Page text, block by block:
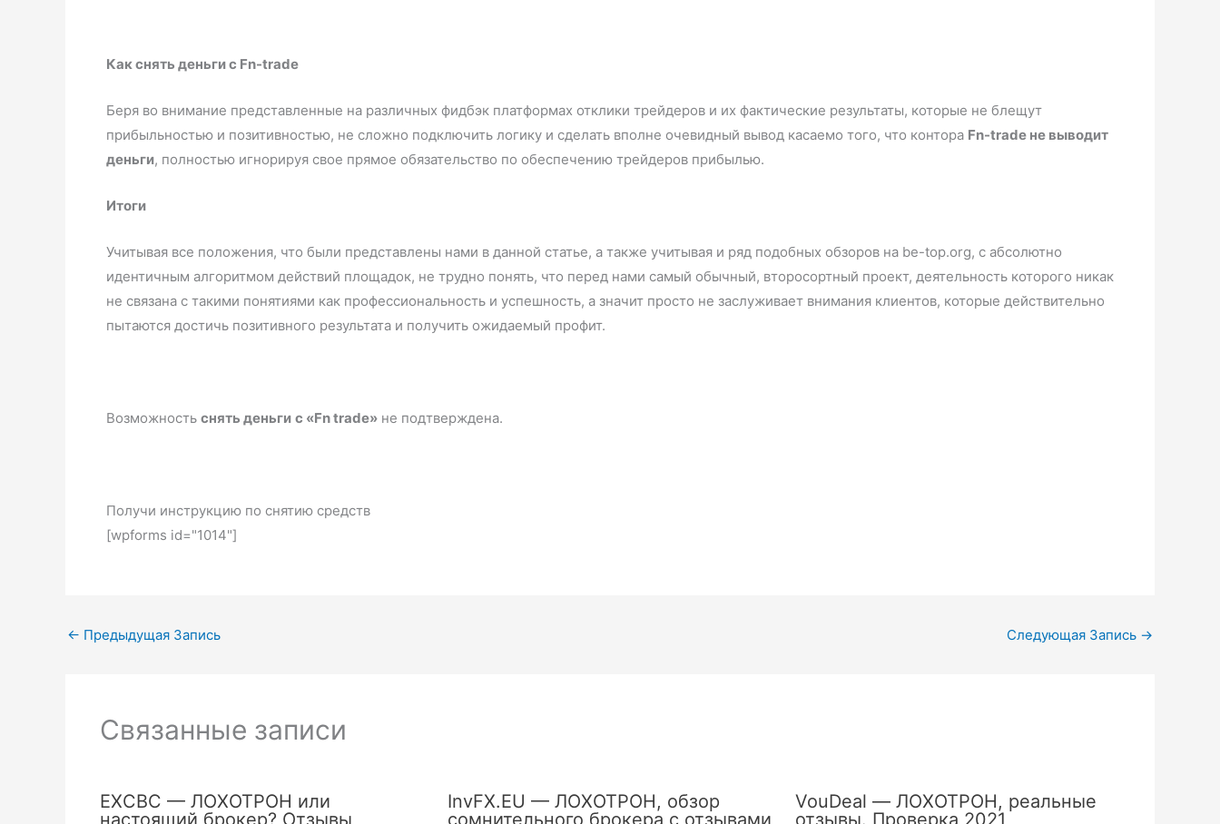
Как снять деньги с Fn-trade
Беря во внимание представленные на различных фидбэк платформах отклики трейдеров и их фактические результаты, которые не блещут
прибыльностью и позитивностью, не сложно подключить логику и сделать вполне очевидный вывод касаемо того, что контора Fn-trade не выводит
деньги, полностью игнорируя свое прямое обязательство по обеспечению трейдеров прибылью.
Итоги
Учитывая все положения, что были представлены нами в данной статье, а также учитывая и ряд подобных обзоров на be-top.org, с абсолютно
идентичным алгоритмом действий площадок, не трудно понять, что перед нами самый обычный, второсортный проект, деятельность которого никак
не связана с такими понятиями как профессиональность и успешность, а значит просто не заслуживает внимания клиентов, которые действительно
пытаются достичь позитивного результата и получить ожидаемый профит.
Возможность снять деньги с «Fn trade» не подтверждена.
Получи инструкцию по снятию средств
[wpforms id="1014"]
← Предыдущая Запись Следующая Запись →
Связанные записи
EXCBC — ЛОХОТРОН или
настоящий брокер? Отзывы
InvFX.EU — ЛОХОТРОН, обзор
сомнительного брокера с отзывами
VouDeal — ЛОХОТРОН, реальные
отзывы. Проверка 2021